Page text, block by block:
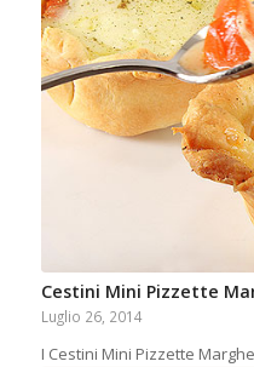
Cestini Mini Pizzette
Luglio 26, 2014
I Cestini Mini Pizzette